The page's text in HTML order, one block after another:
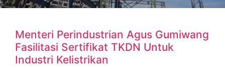
Menteri Perindustrian Agus Gumiwang
Fasilitasi Sertifikat TKDN Untuk
Industri Kelistrikan